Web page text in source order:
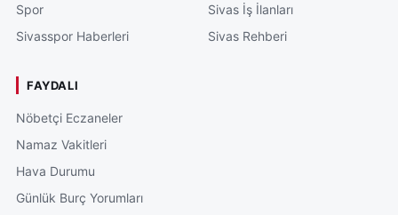
Spor
Sivasspor Haberleri
Sivas İş İlanları
Sivas Rehberi
FAYDALI
Nöbetçi Eczaneler
Namaz Vakitleri
Hava Durumu
Günlük Burç Yorumları